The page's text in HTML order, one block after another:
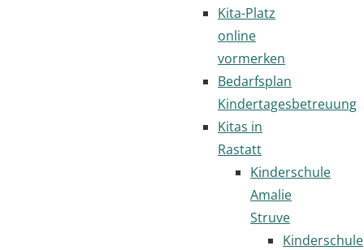
Kita-Platz
online
vormerken
Bedarfsplan
Kindertagesbetreuung
Kitas in
Rastatt
Kinderschule
Amalie
Struve
Kinderschule